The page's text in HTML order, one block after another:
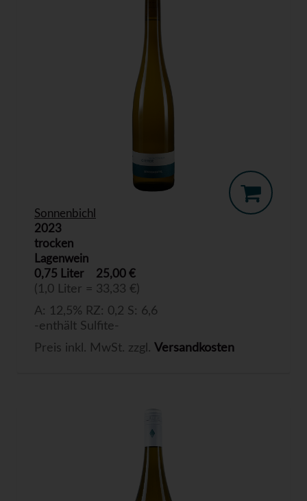
Sonnenbichl
2023
trocken
Lagenwein
0,75 Liter
25,00 €
(1,0 Liter = 33,33 €)
A: 12,5% RZ: 0,2 S: 6,6
-enthält Sulfite-
Preis inkl. MwSt. zzgl. Versandkosten